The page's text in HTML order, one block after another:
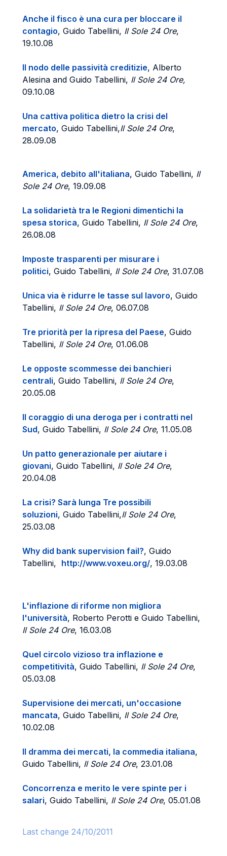
Anche il fisco è una cura per bloccare il
contagio, Guido Tabellini, Il Sole 24 Ore,
19.10.08
Il nodo delle passività creditizie, Alberto
Alesina and Guido Tabellini, Il Sole 24 Ore,
09.10.08
Una cattiva politica dietro la crisi del
mercato, Guido Tabellini,Il Sole 24 Ore,
28.09.08
America, debito all'italiana, Guido Tabellini, Il
Sole 24 Ore, 19.09.08
La solidarietà tra le Regioni dimentichi la
spesa storica, Guido Tabellini, Il Sole 24 Ore,
26.08.08
Imposte trasparenti per misurare i
politici, Guido Tabellini, Il Sole 24 Ore, 31.07.08
Unica via è ridurre le tasse sul lavoro, Guido
Tabellini, Il Sole 24 Ore, 06.07.08
Tre priorità per la ripresa del Paese, Guido
Tabellini, Il Sole 24 Ore, 01.06.08
Le opposte scommesse dei banchieri
centrali, Guido Tabellini, Il Sole 24 Ore,
20.05.08
Il coraggio di una deroga per i contratti nel
Sud, Guido Tabellini, Il Sole 24 Ore, 11.05.08
Un patto generazionale per aiutare i
giovani, Guido Tabellini, Il Sole 24 Ore,
20.04.08
La crisi? Sarà lunga Tre possibili
soluzioni, Guido Tabellini,Il Sole 24 Ore,
25.03.08
Why did bank supervision fail?, Guido
Tabellini, http://www.voxeu.org/, 19.03.08
L'inflazione di riforme non migliora
l'università, Roberto Perotti e Guido Tabellini,
Il Sole 24 Ore, 16.03.08
Quel circolo vizioso tra inflazione e
competitività, Guido Tabellini, Il Sole 24 Ore,
05.03.08
Supervisione dei mercati, un'occasione
mancata, Guido Tabellini, Il Sole 24 Ore,
10.02.08
Il dramma dei mercati, la commedia italiana,
Guido Tabellini, Il Sole 24 Ore, 23.01.08
Concorrenza e merito le vere spinte per i
salari, Guido Tabellini, Il Sole 24 Ore, 05.01.08
Last change 24/10/2011